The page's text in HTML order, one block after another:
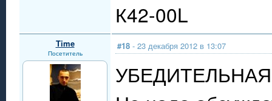
К42-00L
Time
Посетитель
#18 - 23 декабря 2012 в 13:07